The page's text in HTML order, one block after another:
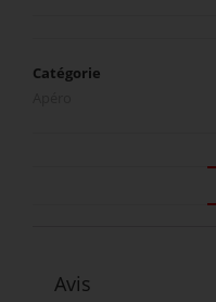
Catégorie
Avis